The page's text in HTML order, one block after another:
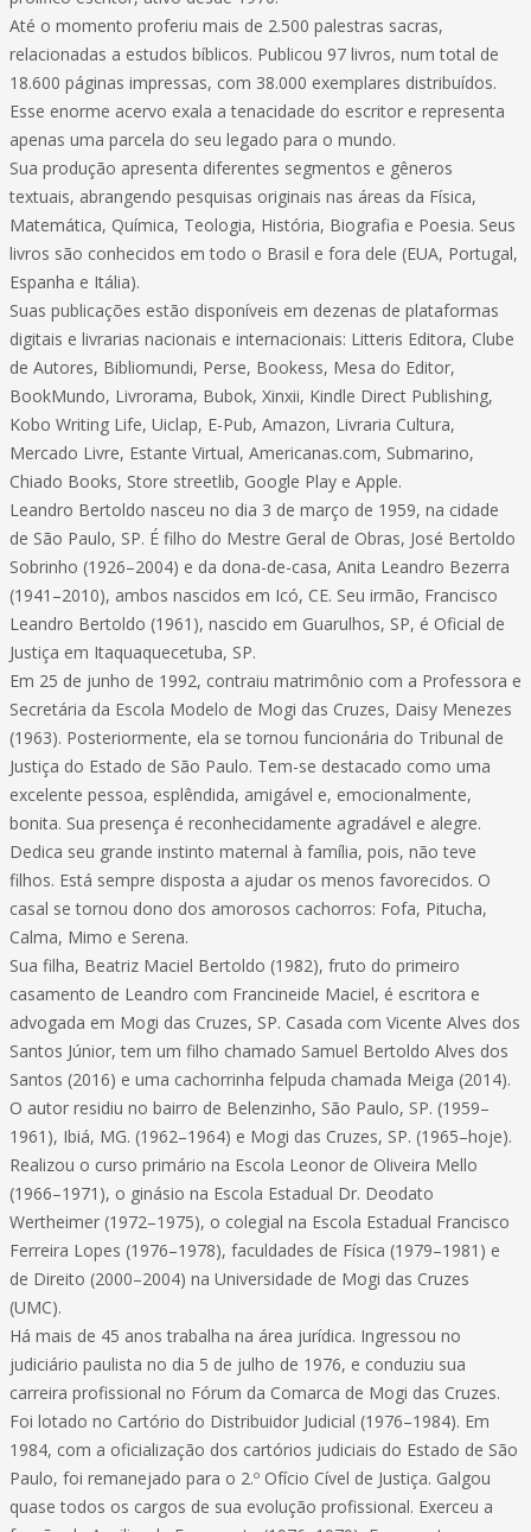
Até o momento proferiu mais de 2.500 palestras sacras,
relacionadas a estudos bíblicos. Publicou 97 livros, num total de
18.600 páginas impressas, com 38.000 exemplares distribuídos.
Esse enorme acervo exala a tenacidade do escritor e representa
apenas uma parcela do seu legado para o mundo.
Sua produção apresenta diferentes segmentos e gêneros
textuais, abrangendo pesquisas originais nas áreas da Física,
Matemática, Química, Teologia, História, Biografia e Poesia. Seus
livros são conhecidos em todo o Brasil e fora dele (EUA, Portugal,
Espanha e Itália).
Suas publicações estão disponíveis em dezenas de plataformas
digitais e livrarias nacionais e internacionais: Litteris Editora, Clube
de Autores, Bibliomundi, Perse, Bookess, Mesa do Editor,
BookMundo, Livrorama, Bubok, Xinxii, Kindle Direct Publishing,
Kobo Writing Life, Uiclap, E-Pub, Amazon, Livraria Cultura,
Mercado Livre, Estante Virtual, Americanas.com, Submarino,
Chiado Books, Store streetlib, Google Play e Apple.
Leandro Bertoldo nasceu no dia 3 de março de 1959, na cidade
de São Paulo, SP. É filho do Mestre Geral de Obras, José Bertoldo
Sobrinho (1926–2004) e da dona-de-casa, Anita Leandro Bezerra
(1941–2010), ambos nascidos em Icó, CE. Seu irmão, Francisco
Leandro Bertoldo (1961), nascido em Guarulhos, SP, é Oficial de
Justiça em Itaquaquecetuba, SP.
Em 25 de junho de 1992, contraiu matrimônio com a Professora e
Secretária da Escola Modelo de Mogi das Cruzes, Daisy Menezes
(1963). Posteriormente, ela se tornou funcionária do Tribunal de
Justiça do Estado de São Paulo. Tem-se destacado como uma
excelente pessoa, esplêndida, amigável e, emocionalmente,
bonita. Sua presença é reconhecidamente agradável e alegre.
Dedica seu grande instinto maternal à família, pois, não teve
filhos. Está sempre disposta a ajudar os menos favorecidos. O
casal se tornou dono dos amorosos cachorros: Fofa, Pitucha,
Calma, Mimo e Serena.
Sua filha, Beatriz Maciel Bertoldo (1982), fruto do primeiro
casamento de Leandro com Francineide Maciel, é escritora e
advogada em Mogi das Cruzes, SP. Casada com Vicente Alves dos
Santos Júnior, tem um filho chamado Samuel Bertoldo Alves dos
Santos (2016) e uma cachorrinha felpuda chamada Meiga (2014).
O autor residiu no bairro de Belenzinho, São Paulo, SP. (1959–
1961), Ibiá, MG. (1962–1964) e Mogi das Cruzes, SP. (1965–hoje).
Realizou o curso primário na Escola Leonor de Oliveira Mello
(1966–1971), o ginásio na Escola Estadual Dr. Deodato
Wertheimer (1972–1975), o colegial na Escola Estadual Francisco
Ferreira Lopes (1976–1978), faculdades de Física (1979–1981) e
de Direito (2000–2004) na Universidade de Mogi das Cruzes
(UMC).
Há mais de 45 anos trabalha na área jurídica. Ingressou no
judiciário paulista no dia 5 de julho de 1976, e conduziu sua
carreira profissional no Fórum da Comarca de Mogi das Cruzes.
Foi lotado no Cartório do Distribuidor Judicial (1976–1984). Em
1984, com a oficialização dos cartórios judiciais do Estado de São
Paulo, foi remanejado para o 2.º Ofício Cível de Justiça. Galgou
quase todos os cargos de sua evolução profissional. Exerceu a